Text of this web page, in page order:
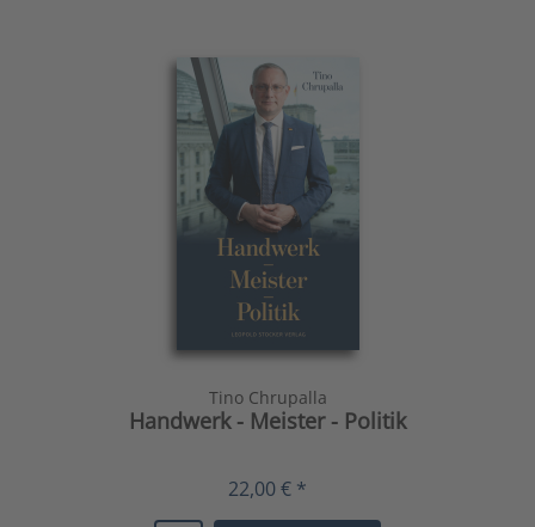
Tino Chrupalla
Handwerk - Meister - Politik
22,00 € *